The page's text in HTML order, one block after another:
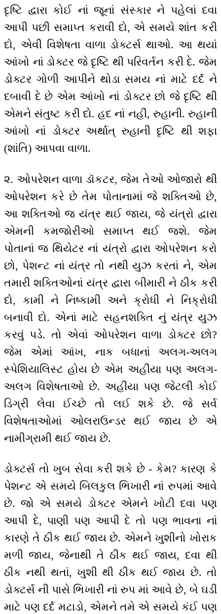
દૃષ્ટિ દ્વારા કોઈ નાં જૂનાં સંસ્કાર ને પહેલાં દવા
આપી પછી સમાપ્ત કરાવી દો, એ સમયે શાંત કરી
દો, એવી વિશેષતા વાળા ડોક્ટર્સ થાઓ. આ થયાં
આંખો નાં ડોક્ટર જે દૃષ્ટિ થી પરિવર્તન કરી દે. જેમ
ડોક્ટર ગોળી આપીને થોડા સમય નાં માટે દર્દ ને
દબાવી દે છે એમ આંખો નાં ડોક્ટર છો જે દૃષ્ટિ થી
એમને સંતુષ્ટ કરી દો. હદ નાં નહીં, રુહાની. રુહાની
આંખો નાં ડોક્ટર અર્થાત્ રુહાની દૃષ્ટિ થી શફા
(શાંતિ) આપવા વાળા.
૨. ઓપરેશન વાળા ડૉકટર, જેમ તેઓ ઓજારો થી
ઓપરેશન કરે છે તેમ પોતાનામાં જે શક્તિઓ છે,
આ શક્તિઓ જ યંત્ર થઈ જાય, જે યંત્રો દ્વારા
એમની કમજોરીઓ સમાપ્ત થઈ જશે. જેમ
પોતાનાં જ થિયેટર નાં યંત્રો દ્વારા ઓપરેશન કરો
છો, પેશન્ટ નાં યંત્ર તો નથી યુઝ કરતાં ને, એમ
તમારી શક્તિઓનાં યંત્ર દ્વારા બીમારી ને ઠીક કરી
દો, કામી ને નિષ્કામી અને ક્રોધી ને નિક્રોધી
બનાવી દો. એનાં માટે સહનશક્તિ નું યંત્ર યુઝ
કરવું પડે. તો એવાં ઓપરેશન વાળા ડોક્ટર છો?
જેમ એમાં આંખ, નાક બધાનાં અલગ-અલગ
સ્પેશિયાલિસ્ટ હોય છે એમ અહીંયા પણ અલગ-
અલગ વિશેષતાઓ છે. અહીંયા પણ જેટલી કોઈ
ડિગ્રી લેવા ઈચ્છે તો લઈ શકે છે. જે સર્વ
વિશેષતાઓમાં ઓલરાઉન્ડર થઈ જાય છે એ
નામીગ્રામી થઈ જાય છે.
ડોક્ટર્સ તો ખુબ સેવા કરી શકે છે - કેમ? કારણ કે
પેશન્ટ એ સમયે બિલકુલ ભિખારી નાં રુપમાં આવે
છે. જો એ સમયે ડોક્ટર એમને ખોટી દવા પણ
આપી દે, પાણી પણ આપી દે તો પણ ભાવના નાં
કારણે તે ઠીક થઈ જાય છે. એમને ખુશીનો ખોરાક
મળી જાય, જેનાથી તે ઠીક થઈ જાય, દવા થી
ઠીક નથી થતાં, ખુશી થી ઠીક થઈ જાય છે. તો
ડોક્ટર્સ ની પાસે ભિખારી નાં રુપ માં આવે છે, બે ઘડી
માટે પણ દર્દ મટાડો, એમને તમે એ સમયે કંઈ પણ